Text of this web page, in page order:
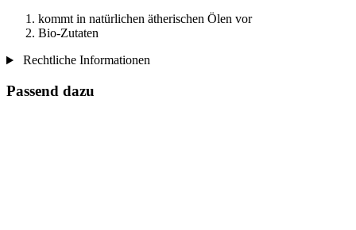
kommt in natürlichen ätherischen Ölen vor
Bio-Zutaten
Rechtliche Informationen
Passend dazu